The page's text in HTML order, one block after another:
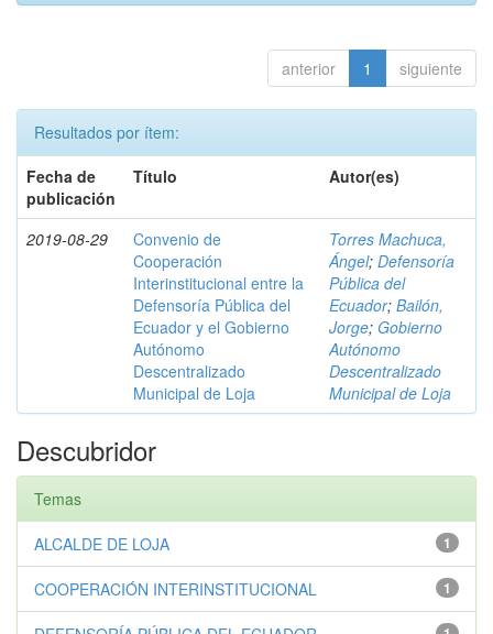
anterior 1 siguiente
Resultados por ítem:
Fecha de
publicación
Título Autor(es)
2019-08-29
Convenio de
Cooperación
Interinstitucional entre la
Defensoría Pública del
Ecuador y el Gobierno
Autónomo
Descentralizado
Municipal de Loja
Torres Machuca,
Ángel; Defensoría
Pública del
Ecuador; Bailón,
Jorge; Gobierno
Autónomo
Descentralizado
Municipal de Loja
Descubridor
Temas
1
ALCALDE DE LOJA
1
COOPERACIÓN INTERINSTITUCIONAL